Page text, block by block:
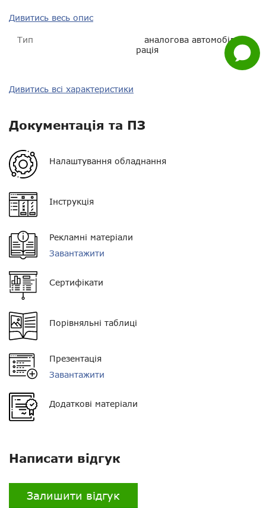
Задати
питання
Дивитись весь опис
Тип
аналогова автомобільна
рація
Потужність 25 Вт
Орієнтовна дальність у
місті
Орієнтовна дальність у
лісі
Орієнтовна дальність у
полі
Пиловологозахист
Кількість каналів
Розмір
Вага
кронштейн для
Гарантія
Скремблер
Дивитись всі характеристики
Документація та ПЗ
Налаштування обладнання
Інструкція
Рекламні матеріали
Завантажити
Сертифікати
Порівняльні таблиці
Презентація
Завантажити
Додаткові матеріали
Написати відгук
Залишити відгук